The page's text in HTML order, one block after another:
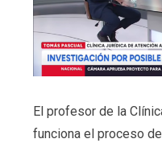
El profesor de la
funciona el proceso